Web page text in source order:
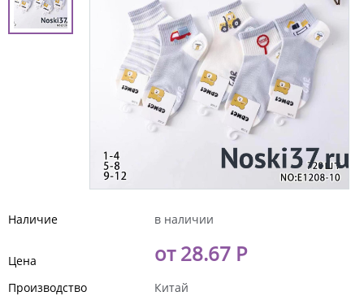
Наличие в наличии
Цена от 28.67 Р
Производство
Китай